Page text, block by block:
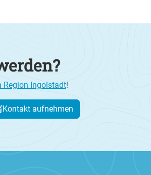
Region Ingolstadt!
Kontakt aufnehmen